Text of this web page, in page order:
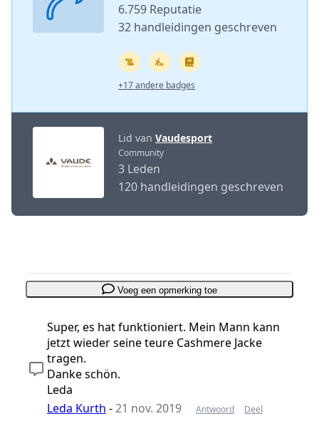
6.759 Reputatie
32 handleidingen geschreven
+17 andere badges
Lid van Vaudesport
Community
3 Leden
120 handleidingen geschreven
Voeg een opmerking toe
Super, es hat funktioniert. Mein Mann kann
jetzt wieder seine teure Cashmere Jacke
tragen.
Danke schön.
Leda
Leda Kurth -21 nov. 2019 Antwoord Deel